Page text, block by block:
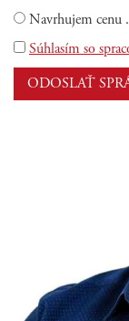
Navrhujem cenu
Súhlasím so